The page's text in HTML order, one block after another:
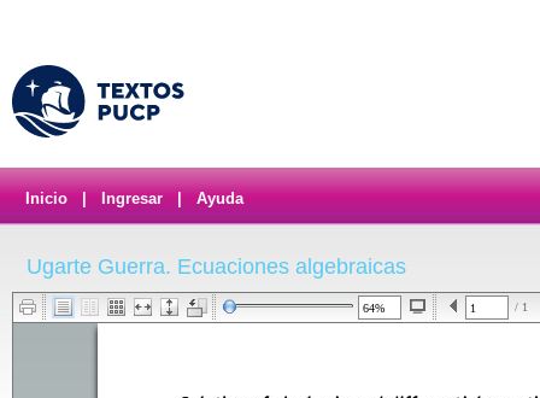
Inicio Ingresar Ayuda
Ugarte Guerra. Ecuaciones algebraicas
/ 1